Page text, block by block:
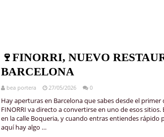
🍷FINORRI, NUEVO
BARCELONA
bea portera 27/05/2026 0
Hay aperturas en Barcelona que sabes desde el
FINORRI va directo a convertirse en uno de esos
en la calle Boqueria, y cuando entras entiendes
aquí hay algo …